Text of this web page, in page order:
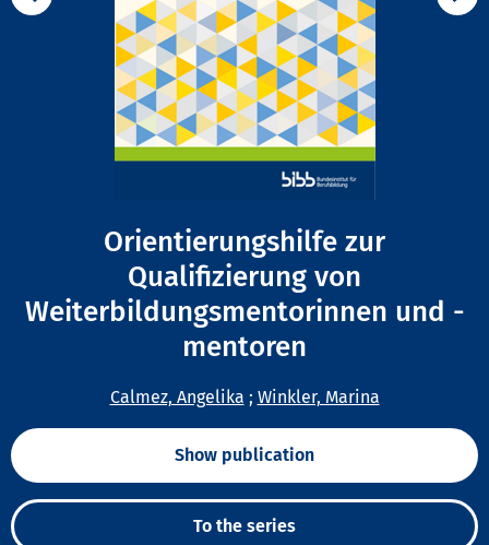
Orientierungshilfe zur
Qualifizierung von
Weiterbildungsmentorinnen und -
mentoren
Calmez, Angelika ; Winkler, Marina
Show publication
To the series